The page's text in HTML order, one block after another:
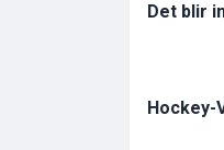
Det blir
Hockey-